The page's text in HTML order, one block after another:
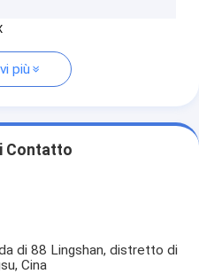
più
Contatto
di 88 Lingshan, distretto di
Cina